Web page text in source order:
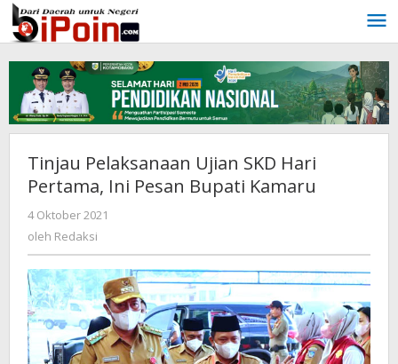
Lewati
ke
konten
Tinjau Pelaksanaan Ujian SKD Hari
Pertama, Ini Pesan Bupati Kamaru
4 Oktober 2021
oleh Redaksi